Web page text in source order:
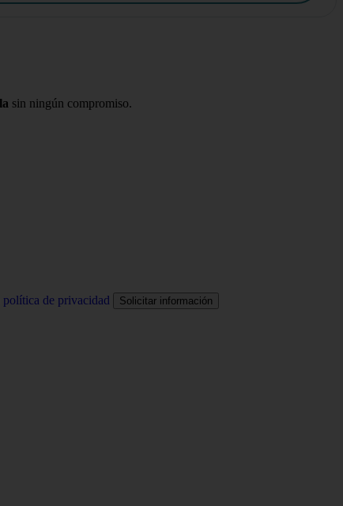
sin ningún compromiso.
política de privacidad Solicitar información